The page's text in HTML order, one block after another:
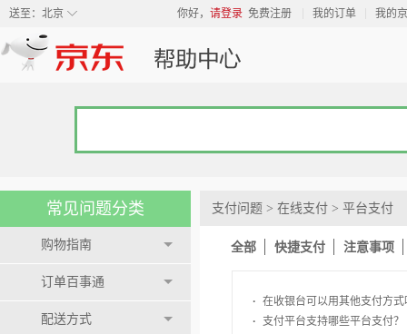
◇
送至： 北京 你好， 请登录 免费注册 我的订单 我的
常见问题分类
购物指南
订单百事通
配送方式
支付问题 > 在线支付 > 平台支付
全部 快捷支付 注意事项
· 在收银台可以用其他支付方式
·
支付平台支持哪些平台支付？